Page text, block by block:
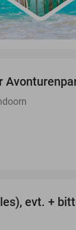
evt. +